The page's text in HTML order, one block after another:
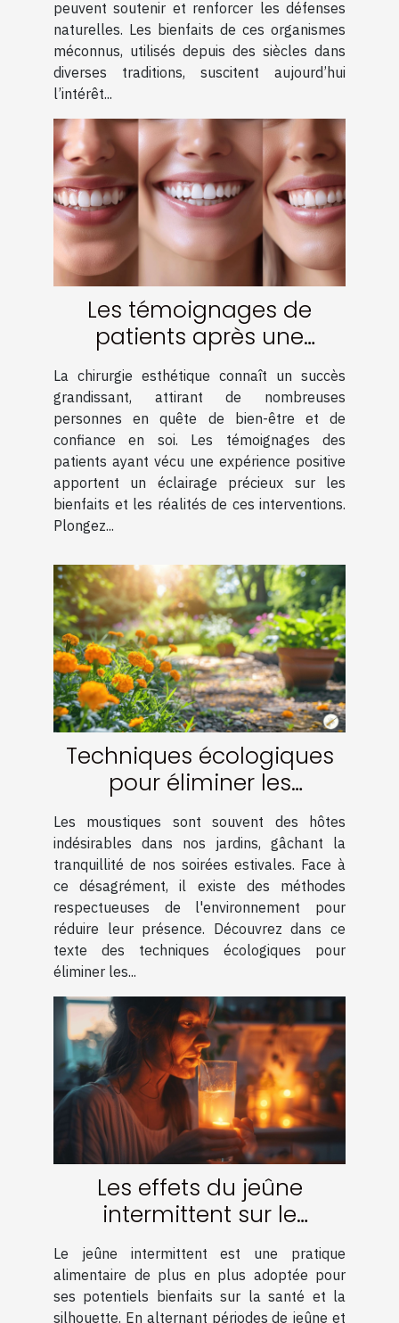
peuvent soutenir et renforcer les défenses
naturelles. Les bienfaits de ces organismes
méconnus, utilisés depuis des siècles dans
diverses traditions, suscitent aujourd’hui
l’intérêt...
Les témoignages de
patients après une
chirurgie esthétique
réussie
La chirurgie esthétique connaît un succès
grandissant, attirant de nombreuses
personnes en quête de bien-être et de
confiance en soi. Les témoignages des
patients ayant vécu une expérience positive
apportent un éclairage précieux sur les
bienfaits et les réalités de ces interventions.
Plongez...
Techniques écologiques
pour éliminer les
moustiques dans votre
jardin
Les moustiques sont souvent des hôtes
indésirables dans nos jardins, gâchant la
tranquillité de nos soirées estivales. Face à
ce désagrément, il existe des méthodes
respectueuses de l'environnement pour
réduire leur présence. Découvrez dans ce
texte des techniques écologiques pour
éliminer les...
Les effets du jeûne
intermittent sur le
métabolisme et la perte
de poids
Le jeûne intermittent est une pratique
alimentaire de plus en plus adoptée pour
ses potentiels bienfaits sur la santé et la
silhouette. En alternant périodes de jeûne et